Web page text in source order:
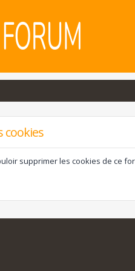
cookies
supprimer les cookies de ce